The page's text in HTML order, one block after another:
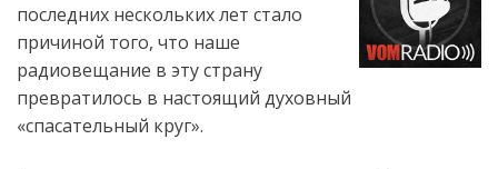
последних нескольких лет стало
причиной того, что наше
радиовещание в эту страну
превратилось в настоящий духовный
«спасательный круг».